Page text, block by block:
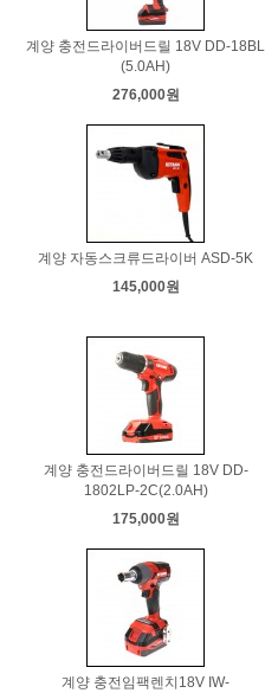
계양 충전드라이버드릴 18V DD-18BL
(5.0AH)
276,000원
계양 자동스크류드라이버 ASD-5K
145,000원
계양 충전드라이버드릴 18V DD-
1802LP-2C(2.0AH)
175,000원
계양 충전임팩렌치18V IW-